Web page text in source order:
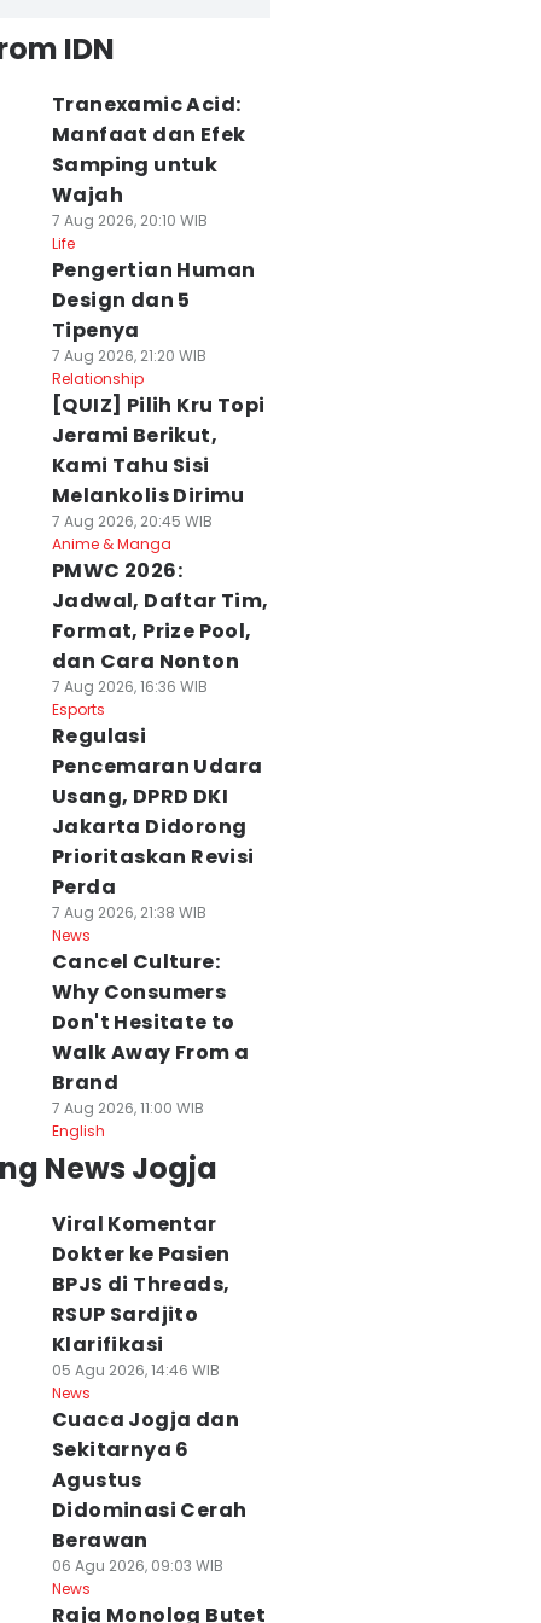
IDN
Tranexamic Acid:
Manfaat dan Efek
Samping untuk
Wajah
7 Aug 2026, 20:10 WIB
Life
Pengertian Human
Design dan 5
Tipenya
7 Aug 2026, 21:20 WIB
Relationship
[QUIZ] Pilih Kru Topi
Jerami Berikut,
Kami Tahu Sisi
Melankolis Dirimu
7 Aug 2026, 20:45 WIB
Anime & Manga
PMWC 2026:
Jadwal, Daftar Tim,
Format, Prize Pool,
dan Cara Nonton
7 Aug 2026, 16:36 WIB
Esports
Regulasi
Pencemaran Udara
Usang, DPRD DKI
Jakarta Didorong
Prioritaskan Revisi
Perda
7 Aug 2026, 21:38 WIB
News
Cancel Culture:
Why Consumers
Don't Hesitate to
Walk Away From a
Brand
7 Aug 2026, 11:00 WIB
English
News Jogja
Viral Komentar
Dokter ke Pasien
BPJS di Threads,
RSUP Sardjito
Klarifikasi
05 Agu 2026, 14:46 WIB
News
Cuaca Jogja dan
Sekitarnya 6
Agustus
Didominasi Cerah
Berawan
06 Agu 2026, 09:03 WIB
News
Raja Monolog Butet